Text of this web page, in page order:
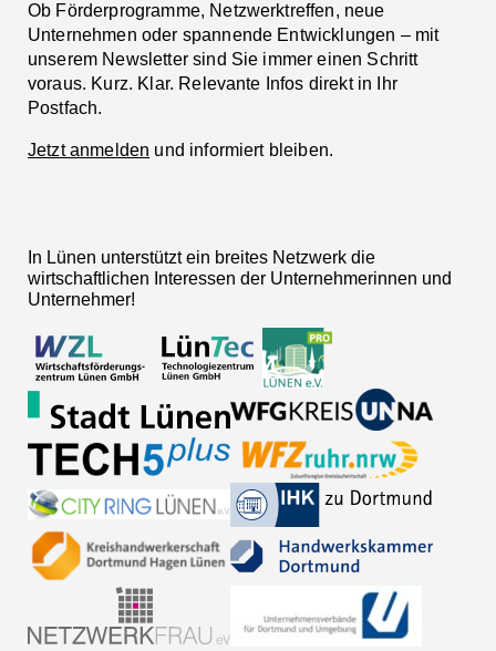
Ob Förderprogramme, Netzwerktreffen, neue
Unternehmen oder spannende Entwicklungen – mit
unserem Newsletter sind Sie immer einen Schritt
voraus. Kurz. Klar. Relevante Infos direkt in Ihr
Postfach.
Jetzt anmelden und informiert bleiben.
In Lünen unterstützt ein breites Netzwerk die
wirtschaftlichen Interessen der Unternehmerinnen und
Unternehmer!